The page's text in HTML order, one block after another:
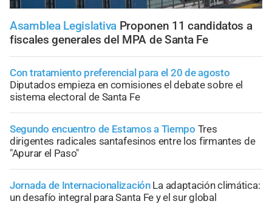
Asamblea Legislativa Proponen 11 candidatos a
fiscales generales del MPA de Santa Fe
Con tratamiento preferencial para el 20 de agosto
Diputados empieza en comisiones el debate sobre el
sistema electoral de Santa Fe
Segundo encuentro de Estamos a Tiempo Tres
dirigentes radicales santafesinos entre los firmantes de
"Apurar el Paso"
Jornada de Internacionalización La adaptación climática:
un desafío integral para Santa Fe y el sur global